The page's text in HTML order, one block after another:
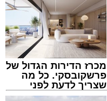
מכרז הדירות הגדול של
פרשקובסקי. כל מה
שצריך לדעת לפני
שמגישים הצעה לדירה